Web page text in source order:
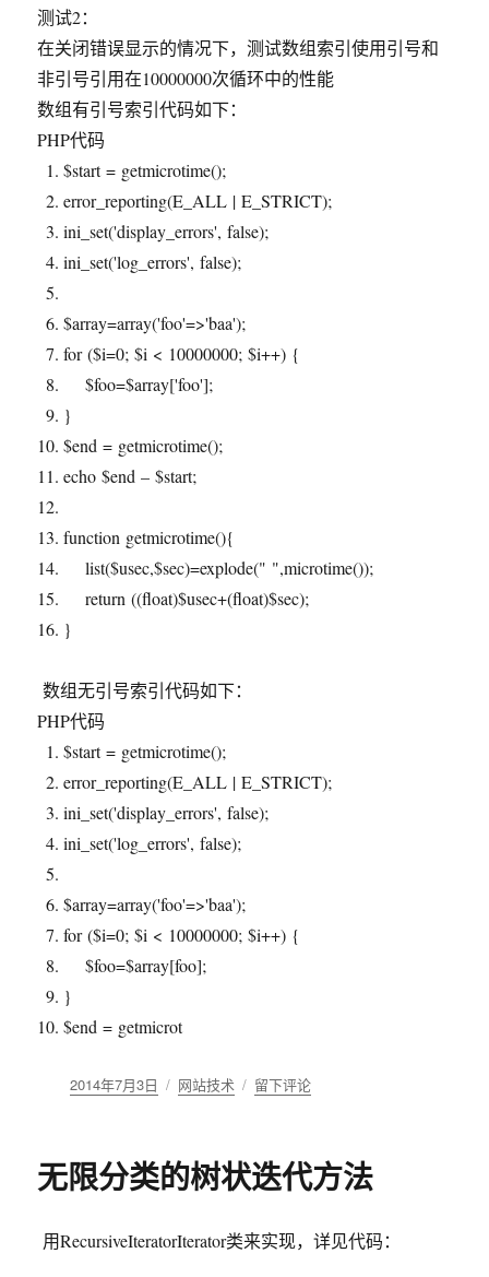
测试2：
在关闭错误显示的情况下，测试数组索引使用引号和
非引号引用在10000000次循环中的性能
数组有引号索引代码如下：
PHP代码
$start= getmicrotime();
error_reporting(E_ALL | E_STRICT);
ini_set('display_errors', false);
ini_set('log_errors', false);
$array=array('foo'=>'baa');
for($i=0;$i < 10000000;$i++) {
$foo=$array['foo'];
}
$end = getmicrotime();
echo $end –$start;
function getmicrotime(){
list($usec,$sec)=explode(" ",microtime());
return ((float)$usec+(float)$sec);
}
数组无引号索引代码如下：
PHP代码
$start= getmicrotime();
error_reporting(E_ALL | E_STRICT);
ini_set('display_errors', false);
ini_set('log_errors', false);
$array=array('foo'=>'baa');
for($i=0;$i < 10000000;$i++) {
$foo=$array[foo];
}
$end = getmicrot
发
2014年7月3日
分
网站技术
于
错
示
留下评论
无限分类的树状迭代方法
用RecursiveIteratorIterator类来实现，详见代码：